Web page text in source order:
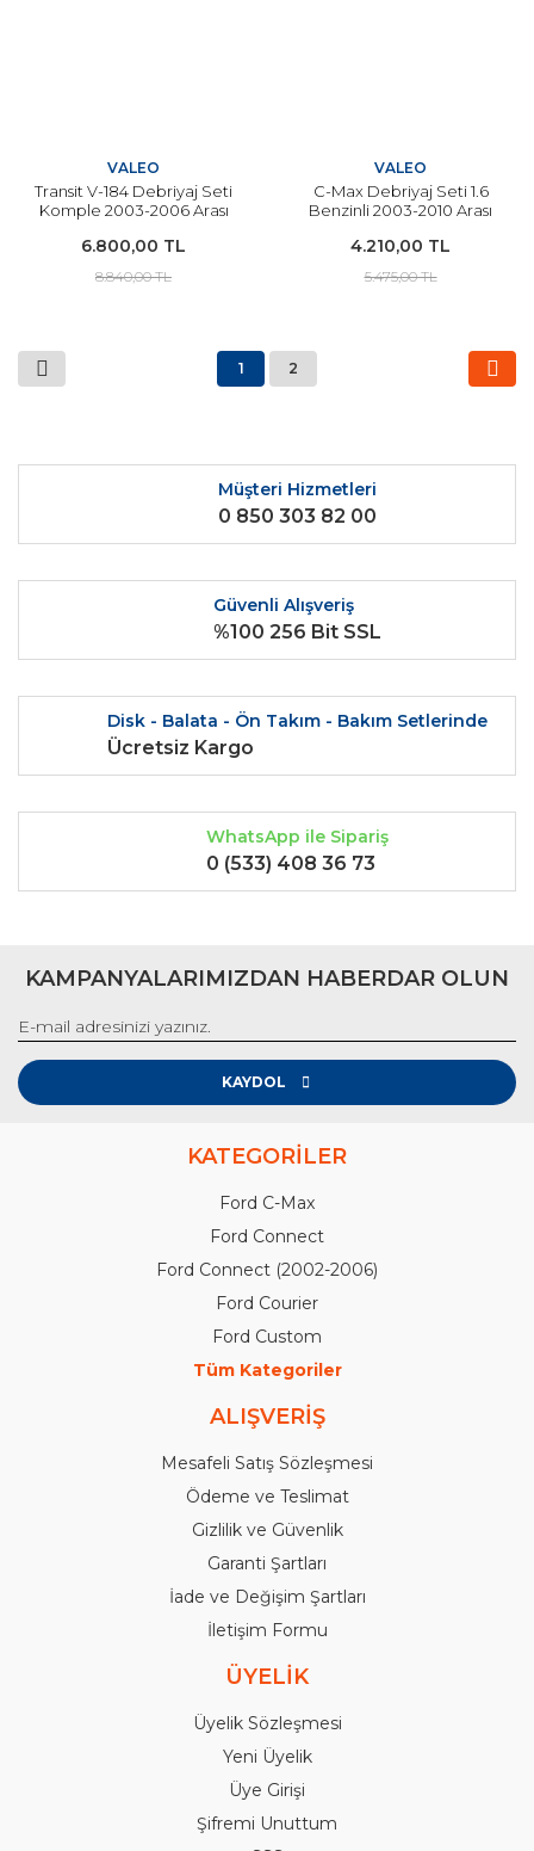
VALEO
Transit V-184 Debriyaj Seti
Komple 2003-2006 Arası
6.800,00 TL
8.840,00 TL
VALEO
C-Max Debriyaj Seti 1.6
Benzinli 2003-2010 Arası
4.210,00 TL
5.475,00 TL
1 2
Müşteri Hizmetleri
0 850 303 82 00
Güvenli Alışveriş
%100 256 Bit SSL
Disk - Balata - Ön Takım - Bakım Setlerinde
Ücretsiz Kargo
WhatsApp ile Sipariş
0 (533) 408 36 73
KAMPANYALARIMIZDAN HABERDAR OLUN
KAYDOL
KATEGORİLER
Ford C-Max
Ford Connect
Ford Connect (2002-2006)
Ford Courier
Ford Custom
Tüm Kategoriler
ALIŞVERİŞ
Mesafeli Satış Sözleşmesi
Ödeme ve Teslimat
Gizlilik ve Güvenlik
Garanti Şartları
İade ve Değişim Şartları
İletişim Formu
ÜYELİK
Üyelik Sözleşmesi
Yeni Üyelik
Üye Girişi
Şifremi Unuttum